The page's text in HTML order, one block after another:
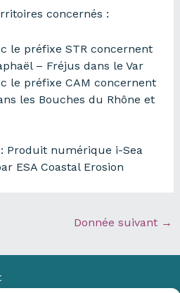
concernés :
le préfixe STR concernent
– Fréjus dans le Var
le préfixe CAM concernent
les Bouches du Rhône et
Produit numérique i-Sea
ESA Coastal Erosion
Donnée suivant →